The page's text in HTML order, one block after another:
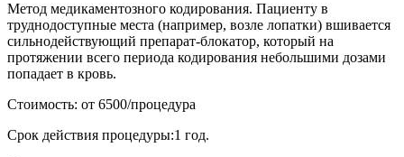
Метод медикаментозного кодирования. Пациенту в
труднодоступные места (например, возле лопатки) вшивается
сильнодействующий препарат-блокатор, который на
протяжении всего периода кодирования небольшими дозами
попадает в кровь.
Стоимость: от 6500/процедура
Срок действия процедуры:1 год.